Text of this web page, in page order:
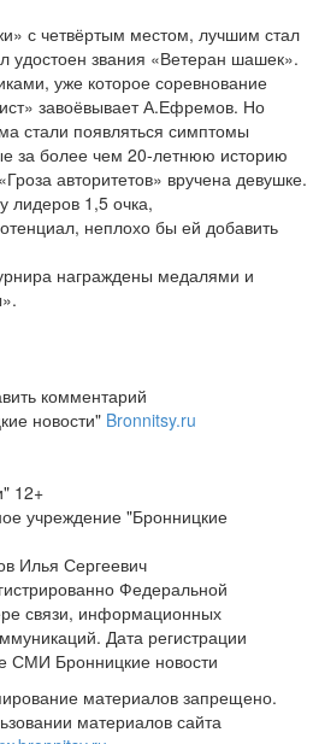
с четвёртым местом, лучшим стал
удостоен звания «Ветеран шашек».
уже которое соревнование
завоё­вывает А.Ефремов. Но
стали появляться симптомы
за более чем 20-летнюю историю
авторитетов» вручена девушке.
лидеров 1,5 очка,
неплохо бы ей добавить
награждены медалями и
комментарий
новости" Bronnitsy.ru
12+
учреждение "Бронницкие
Илья Сергеевич
Федеральной
связи, информационных
Дата регистрации
СМИ Бронницкие новости
материалов запрещено.
материалов сайта